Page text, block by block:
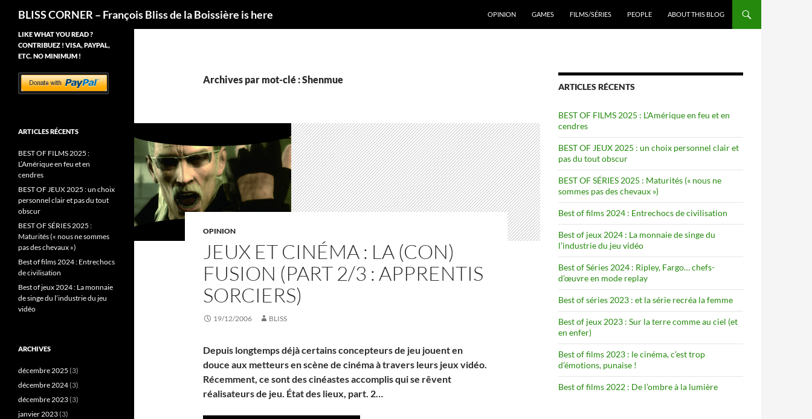
BLISS CORNER – François Bliss de la Boissière is here
OPINION
GAMES FILMS/SÉRIES PEOPLE ABOUT THIS BLOG
Archives par mot-clé : Shenmue
OPINION
JEUX ET CINÉMA : LA (CON)
FUSION (PART 2/3 : APPRENTIS
SORCIERS)
19/12/2006 BLISS
Depuis longtemps déjà certains concepteurs de jeu jouent en
douce aux metteurs en scène de cinéma à travers leurs jeux vidéo.
Récemment, ce sont des cinéastes accomplis qui se rêvent
réalisateurs de jeu. État des lieux, part. 2…
ARTICLES RÉCENTS
BEST OF FILMS 2025 : L’Amérique en feu et en
cendres
BEST OF JEUX 2025 : un choix personnel clair et
pas du tout obscur
BEST OF SÉRIES 2025 : Maturités (« nous ne
sommes pas des chevaux »)
Best of films 2024 : Entrechocs de civilisation
Best of jeux 2024 : La monnaie de singe du
l’industrie du jeu vidéo
Best of Séries 2024 : Ripley, Fargo… chefs-
d’œuvre en mode replay
Best of séries 2023 : et la série recréa la femme
Best of jeux 2023 : Sur la terre comme au ciel (et
en enfer)
Best of films 2023 : le cinéma, c’est trop
d’émotions, punaise !
Best of films 2022 : De l’ombre à la lumière
LIKE WHAT YOU READ ?
CONTRIBUEZ ! VISA, PAYPAL,
ETC. NO MINIMUM !
ARTICLES RÉCENTS
BEST OF FILMS 2025 :
L’Amérique en feu et en
cendres
BEST OF JEUX 2025 : un choix
personnel clair et pas du tout
obscur
BEST OF SÉRIES 2025 :
Maturités (« nous ne sommes
pas des chevaux »)
Best of films 2024 : Entrechocs
de civilisation
Best of jeux 2024 : La monnaie
de singe du l’industrie du jeu
vidéo
ARCHIVES
décembre 2025 (3)
décembre 2024(3)
décembre 2023(3)
janvier 2023(3)